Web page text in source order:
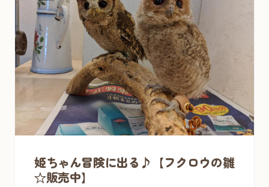
姫ちゃん冒険に出る♪【フクロウの雛
☆販売中】